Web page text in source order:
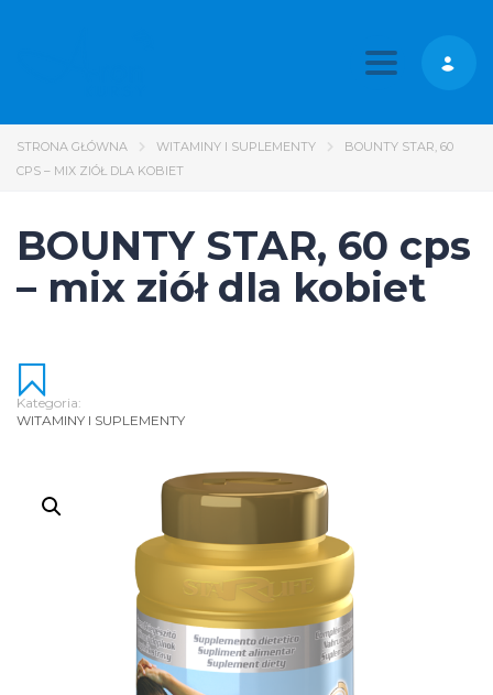
Toggle
STRONA GŁÓWNA WITAMINY I SUPLEMENTY
BOUNTY STAR, 60
CPS – MIX ZIÓŁ DLA KOBIET
BOUNTY STAR, 60 cps
– mix ziół dla kobiet
Kategoria:
WITAMINY I SUPLEMENTY